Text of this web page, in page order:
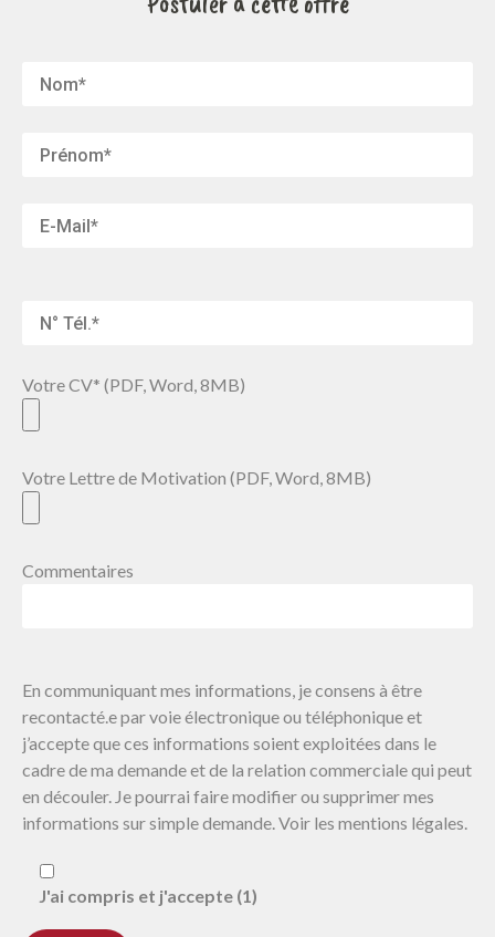
Votre CV* (PDF, Word, 8MB)
Votre Lettre de Motivation (PDF, Word, 8MB)
Commentaires
En communiquant mes informations, je consens à être
recontacté.e par voie électronique ou téléphonique et
j’accepte que ces informations soient exploitées dans le
cadre de ma demande et de la relation commerciale qui peut
en découler. Je pourrai faire modifier ou supprimer mes
informations sur simple demande. Voir les mentions légales.
J'ai compris et j'accepte (1)